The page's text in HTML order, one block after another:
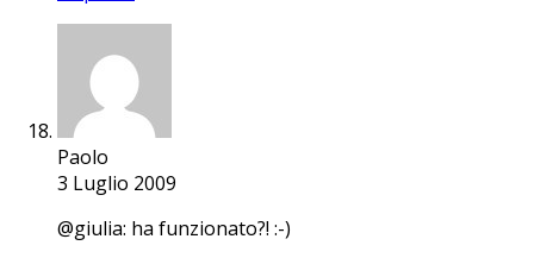
Paolo
3 Luglio 2009
@giulia: ha funzionato?! :-)